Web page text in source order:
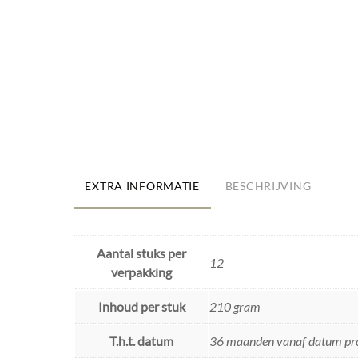
EXTRA INFORMATIE BESCHRIJVING
Aantal stuks per
verpakking
12
Inhoud per stuk 210 gram
T.h.t. datum 36 maanden vanaf datum